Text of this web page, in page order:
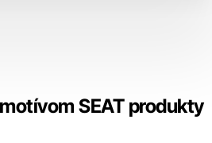
SEAT produkty